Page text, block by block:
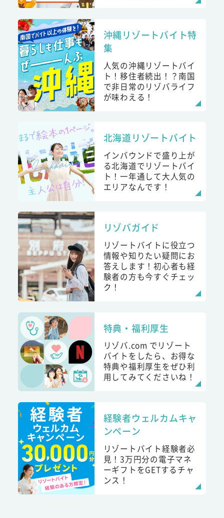
沖縄リゾートバイト特
集
人気の沖縄リゾートバイ
ト！移住者続出！？南国
で非日常のリゾバライフ
が味わえる！
北海道リゾートバイト
インバウンドで盛り上が
る北海道でリゾートバイ
ト！一年通して大人気の
エリアなんです！
リゾバガイド
リゾートバイトに役立つ
情報や知りたい疑問にお
答えします！初心者も経
験者の方も今すぐチェッ
ク！
特典・福利厚生
リゾバ.com でリゾート
バイトをしたら、お得な
特典や福利厚生をぜひ利
用してみてくださいね！
経験者ウェルカムキャ
ンペーン
リゾートバイト経験者必
見！3万円分の電子マネ
ーギフトをGETするチャ
ンス！